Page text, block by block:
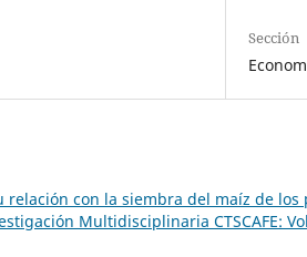
Sección
relación con la siembra del maíz de los
Multidisciplinaria CTSCAFE: